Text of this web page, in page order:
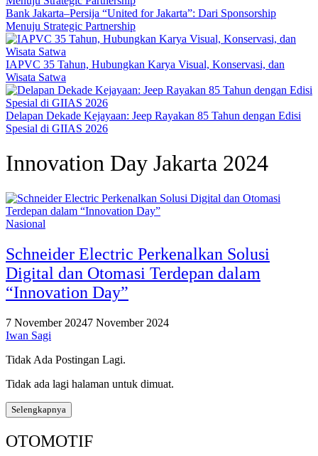
Bank Jakarta–Persija “United for Jakarta”: Dari Sponsorship
Menuju Strategic Partnership
IAPVC 35 Tahun, Hubungkan Karya Visual, Konservasi, dan
Wisata Satwa
Delapan Dekade Kejayaan: Jeep Rayakan 85 Tahun dengan Edisi
Spesial di GIIAS 2026
Innovation Day Jakarta 2024
Nasional
Schneider Electric Perkenalkan Solusi
Digital dan Otomasi Terdepan dalam
“Innovation Day”
7 November 20247 November 2024
Iwan Sagi
Tidak Ada Postingan Lagi.
Tidak ada lagi halaman untuk dimuat.
Selengkapnya
OTOMOTIF